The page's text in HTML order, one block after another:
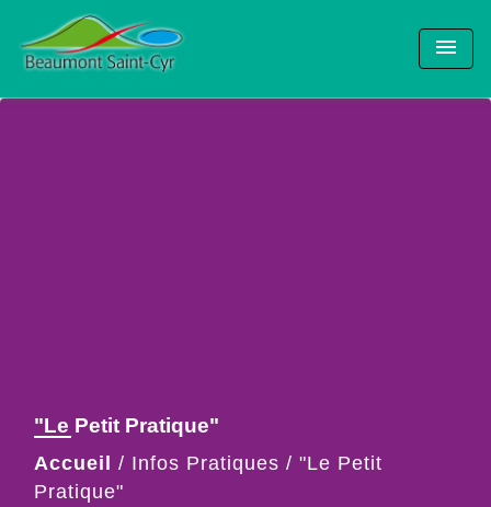
menu
"Le Petit Pratique"
Accueil / Infos Pratiques / "Le Petit
Pratique"